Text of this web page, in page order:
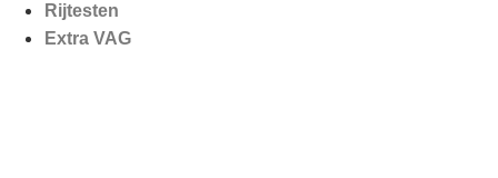
Rijtesten
Extra VAG